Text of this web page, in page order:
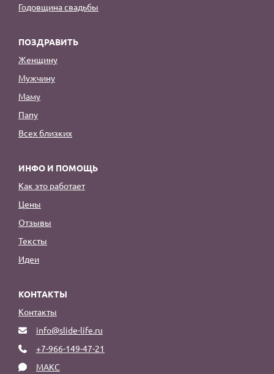
Годовщина свадьбы
ПОЗДРАВИТЬ
Женщину
Мужчину
Маму
Папу
Всех близких
ИНФО И ПОМОЩЬ
Как это работает
Цены
Отзывы
Тексты
Идеи
КОНТАКТЫ
Контакты
info@slide-life.ru
+7-966-149-47-21
МАКС